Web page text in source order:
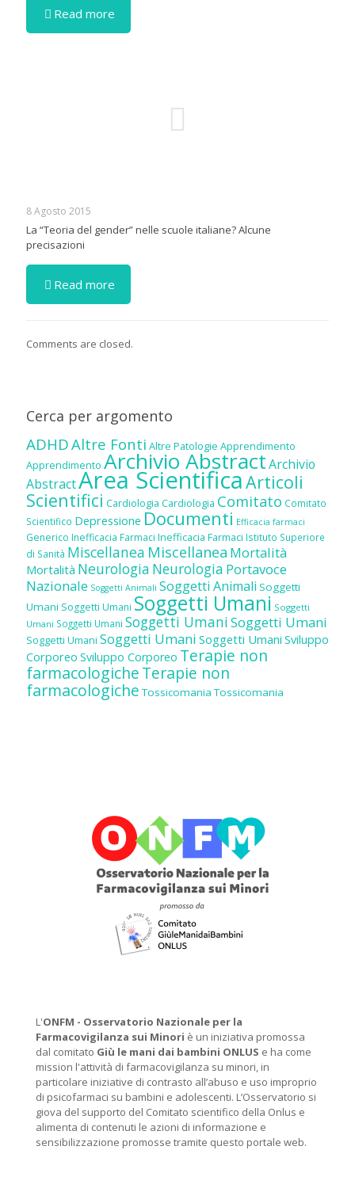
Read more
8 Agosto 2015
La “Teoria del gender” nelle scuole italiane? Alcune
precisazioni
Read more
Comments are closed.
Cerca per argomento
ADHDAltre Fonti Altre Patologie Apprendimento
Apprendimento Archivio AbstractArchivio
AbstractArea ScientificaArticoli
Scientifici Cardiologia Cardiologia Comitato Comitato
Scientifico Depressione Documenti Efficacia farmaci
Generico Inefficacia Farmaci Inefficacia Farmaci Istituto Superiore
di Sanità Miscellanea Miscellanea Mortalità
Mortalità Neurologia Neurologia Portavoce
Nazionale Soggetti Animali Soggetti Animali Soggetti
Umani Soggetti Umani Soggetti Umani Soggetti
Umani Soggetti Umani Soggetti UmaniSoggetti Umani
Soggetti Umani Soggetti Umani Soggetti Umani Sviluppo
Corporeo Sviluppo Corporeo Terapie non
farmacologicheTerapie non
farmacologiche Tossicomania Tossicomania
L'ONFM - Osservatorio Nazionale per la
Farmacovigilanza sui Minori è un iniziativa promossa
dal comitato Giù le mani dai bambini ONLUS e ha come
mission l'attività di farmacovigilanza su minori, in
particolare iniziative di contrasto all’abuso e uso improprio
di psicofarmaci su bambini e adolescenti. L’Osservatorio si
giova del supporto del Comitato scientifico della Onlus e
alimenta di contenuti le azioni di informazione e
sensibilizzazione promosse tramite questo portale web.